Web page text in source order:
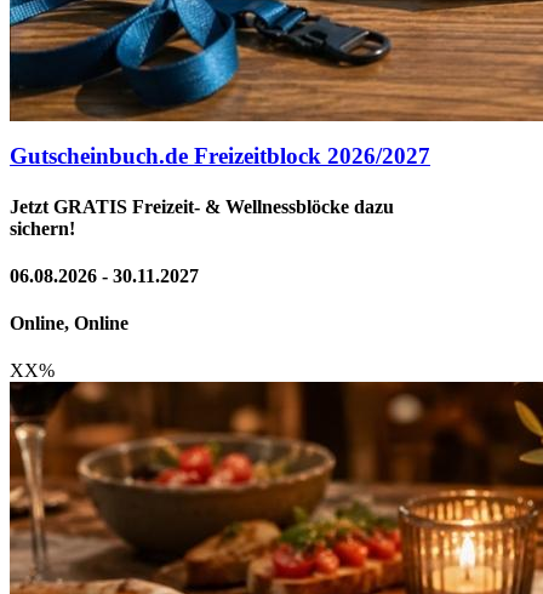
Gutscheinbuch.de Freizeitblock 2026/2027
Jetzt GRATIS Freizeit- & Wellnessblöcke dazu
sichern!
06.08.2026 - 30.11.2027
Online, Online
XX%